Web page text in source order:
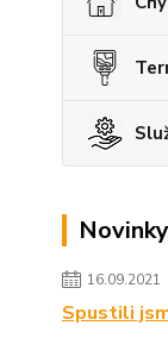
Novinky
16.09.2021
Spustili